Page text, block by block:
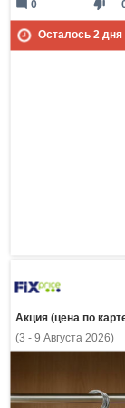
thumb_down
mode_comment 0
Осталось 2дня
Акция (цена по
(3 - 9 Августа 2026)